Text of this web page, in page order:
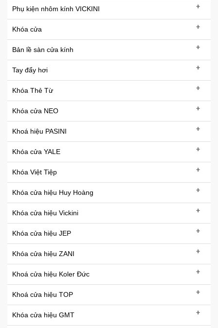
Phụ kiện nhôm kính VICKINI +
Khóa cửa +
Bản lề sàn cửa kính +
Tay đẩy hơi +
Khóa Thẻ Từ +
Khóa cửa NEO +
Khoá hiệu PASINI +
Khóa cửa YALE +
Khóa Việt Tiệp +
Khóa cửa hiệu Huy Hoàng +
Khóa cửa hiệu Vickini +
Khóa cửa hiệu JEP +
Khóa cửa hiệu ZANI +
Khoá cửa hiệu Koler Đức +
Khoá cửa hiệu TOP +
Khóa cửa hiệu GMT +